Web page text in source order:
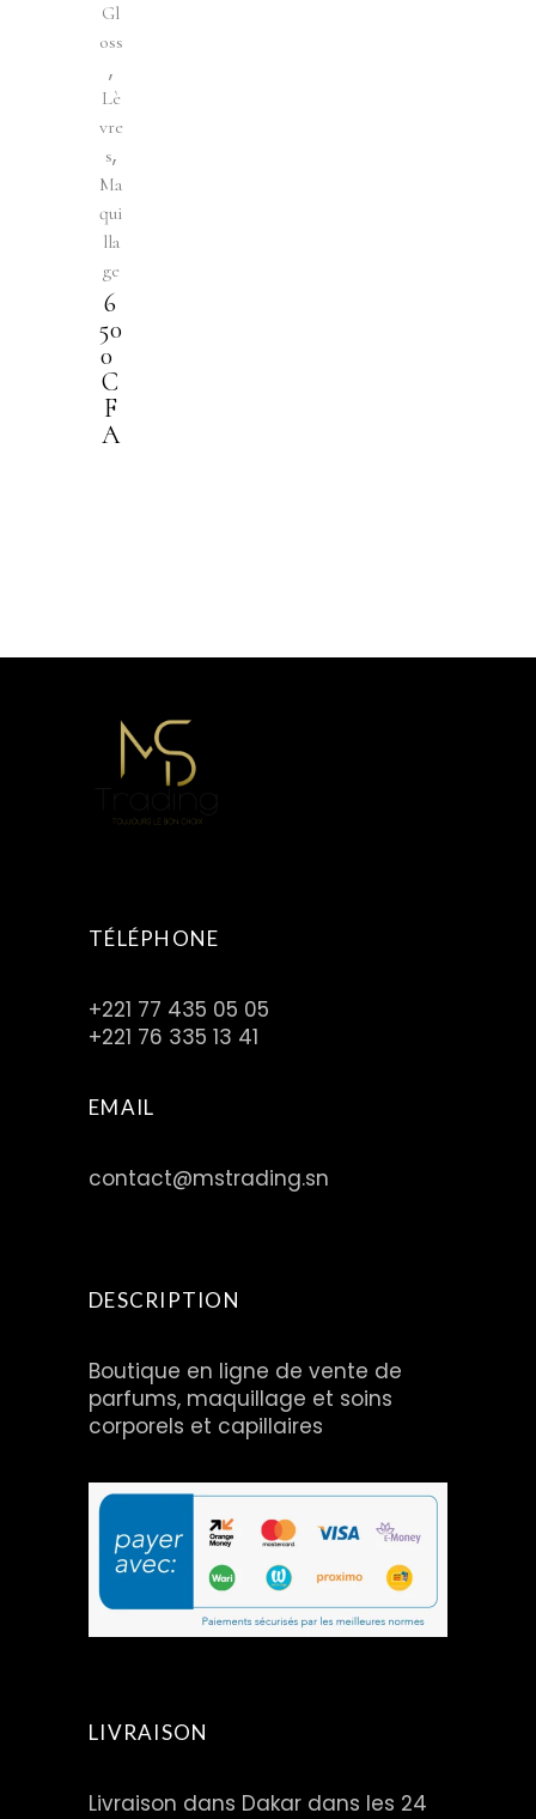
Gl
oss
,
Lè
vre
s,
Ma
qui
lla
ge
6
50
0
C
F
A
TÉLÉPHONE
+221 77 435 05 05
+221 76 335 13 41
EMAIL
contact@mstrading.sn
DESCRIPTION
Boutique en ligne de vente de
parfums, maquillage et soins
corporels et capillaires
LIVRAISON
Livraison dans Dakar dans les 24